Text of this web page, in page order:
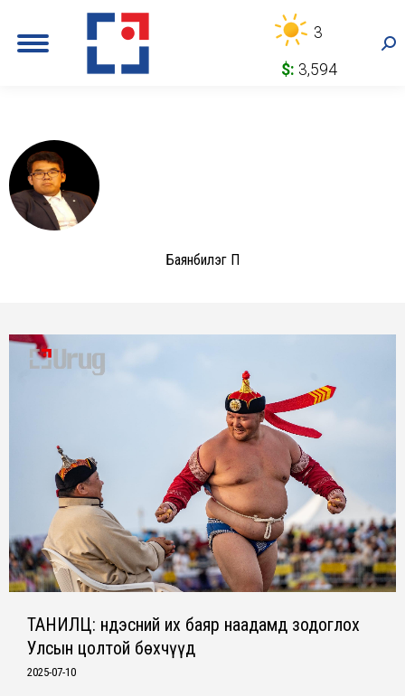
3
$: 3,594
Баянбилэг П
ТАНИЛЦ: Үндэсний их баяр наадамд зодоглох
Улсын цолтой бөхчүүд
2025-07-10